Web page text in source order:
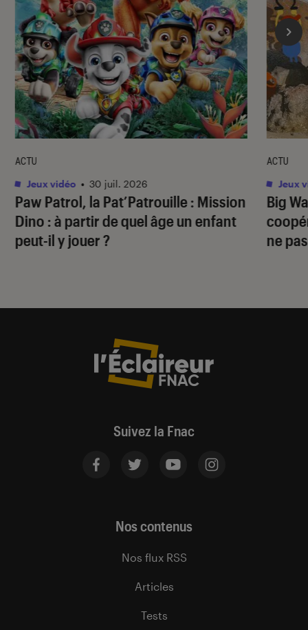
Paw Patrol, la Pat’Patrouille : Mission
Dino : à partir de quel âge un enfant
peut-il y jouer ?
ACTU
Jeux vidéo • 30 juil. 2026
Big
ne
ACTU
Jeux
Suivez la Fnac
Nos contenus
Nos flux RSS
Articles
Tests